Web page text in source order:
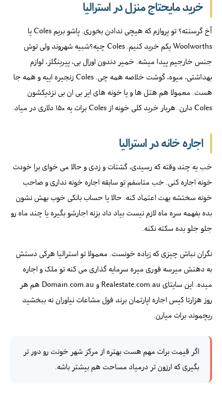
خرید مایحتاج منزل در استرالیا
آخ گرسنته؟ تو پروازم که هیچی ندادن بخوری. پاشو بریم Coles یا
Woolworths یکم خرید کنیم. Coles چیه؟‌شبیه شهروند ولی توش
جنس خارجیم پیدا میشه. خمیر دندون اورال بی، پیرینگلز، لوازم
بهداشتی، میوه، گوشت خلاصه همه چی. Coles زنجیره اییه و همه جا
هست. معمولا هم هتل ها و یا خونه های ایر بی ان بی نزدیکشون
Coles دارن. هربار خرید کلی خونه از Coles برات یه ۱۵۰ دلاری در میاد.
اجاره خانه در استرالیا
خب یه چند وقته که رسیدی، گشتات و زدی و حالا می خوای برا خودت
خونه اجاره کنی. خب متاسفم تو سابقه اجاره خونه نداری و صاحب
خونه سختشه بهت اعتماد کنه. حالا یا حساب بانکی خوب بهش نشون
بده بفهمه سره ماه لازم نیست بیاد داد بزنه اجارشو بگیره یا چند ماه رو
جلو جلو بده سکته نکنه.
نگران نباش چیزی که زیاده خونست. معمولا تو استرالیا هرکی دستش
به دهنش میرسه فوری میره سرمایه گذاری می کنه تو ملک و اجاره
میده. این سایتای Realestate.com.au و Domain.com.au هم هر
روز هزارتا کیس اجاره اپارتمان برند فول مشاعات نیاوران نه ببخشید
ریچموند برات میارن.
اگر قیمت برات مهم هست بهتره از مرکز شهر خونت رو دور تر
بگیری که ارزون تر درمیاد مساحت هم بیشتر باشه.